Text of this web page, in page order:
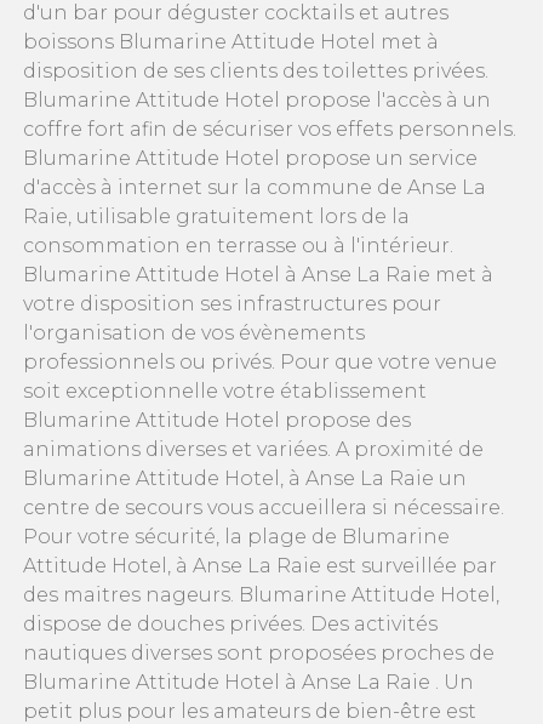
d'un bar pour déguster cocktails et autres
boissons Blumarine Attitude Hotel met à
disposition de ses clients des toilettes privées.
Blumarine Attitude Hotel propose l'accès à un
coffre fort afin de sécuriser vos effets personnels.
Blumarine Attitude Hotel propose un service
d'accès à internet sur la commune de Anse La
Raie, utilisable gratuitement lors de la
consommation en terrasse ou à l'intérieur.
Blumarine Attitude Hotel à Anse La Raie met à
votre disposition ses infrastructures pour
l'organisation de vos évènements
professionnels ou privés. Pour que votre venue
soit exceptionnelle votre établissement
Blumarine Attitude Hotel propose des
animations diverses et variées. A proximité de
Blumarine Attitude Hotel, à Anse La Raie un
centre de secours vous accueillera si nécessaire.
Pour votre sécurité, la plage de Blumarine
Attitude Hotel, à Anse La Raie est surveillée par
des maitres nageurs. Blumarine Attitude Hotel,
dispose de douches privées. Des activités
nautiques diverses sont proposées proches de
Blumarine Attitude Hotel à Anse La Raie . Un
petit plus pour les amateurs de bien-être est